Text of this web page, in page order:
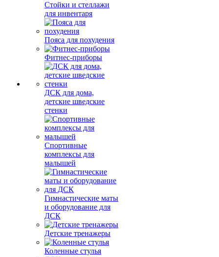
Стойки и стеллажи
для инвентаря
Пояса для похудения
Фитнес-приборы
ДСК для дома,
детские шведские
стенки
Спортивные
комплексы для
малышей
Гимнастические маты
и оборудование для
ДСК
Детские тренажеры
Коленные стулья